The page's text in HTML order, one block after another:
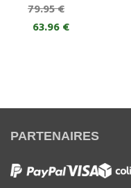
79.95 €
63.96 €
PARTENAIRES